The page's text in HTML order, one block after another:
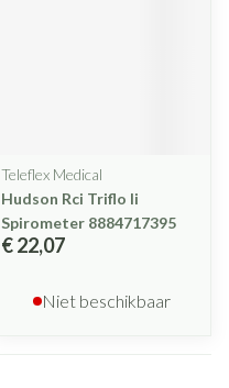
Teleflex Medical
Hudson Rci Triflo Ii
Spirometer 8884717395
€ 22,07
Niet beschikbaar